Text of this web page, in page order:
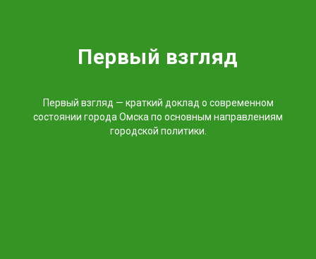
Первый взгляд
Первый взгляд — краткий доклад о современном
состоянии города Омска по основным направлениям
городской политики.